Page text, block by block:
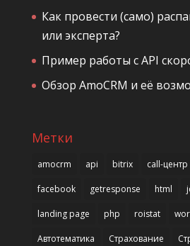
Как провести (само)
или эксперта?
Пример работы с API
Обзор AmoCRM и её
Метки
amocrm api bitrix call-центр
facebook getresponse html
landing page php roistat
Автотематика Страхование